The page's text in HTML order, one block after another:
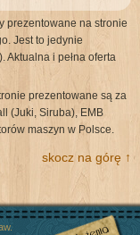
prezentowane na stronie
Jest to jedynie
Aktualna i pełna oferta
prezentowane są za
(Juki, Siruba), EMB
maszyn w Polsce.
skocz na górę ↑